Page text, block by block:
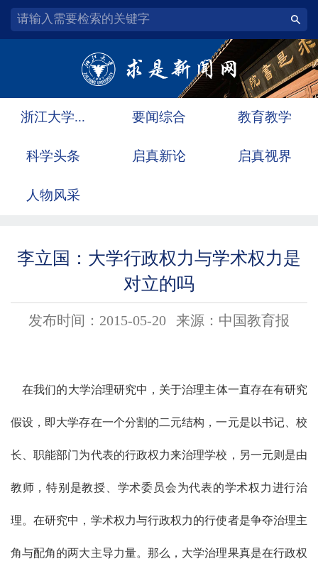
浙江大学... 要闻综合 教育教学
科学头条 启真新论 启真视界
人物风采
李立国：大学行政权力与学术权力是
对立的吗
发布时间：2015-05-20 来源：中国教育报
在我们的大学治理研究中，关于治理主体一直存在有研究
假设，即大学存在一个分割的二元结构，一元是以书记、校
长、职能部门为代表的行政权力来治理学校，另一元则是由
教师，特别是教授、学术委员会为代表的学术权力进行治
理。在研究中，学术权力与行政权力的行使者是争夺治理主
角与配角的两大主导力量。那么，大学治理果真是在行政权